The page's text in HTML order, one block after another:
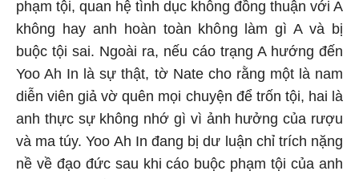
phạm tội, quan hệ tình dục không đồng thuận với A
không hay anh hoàn toàn không làm gì A và bị
buộc tội sai. Ngoài ra, nếu cáo trạng A hướng đến
Yoo Ah In là sự thật, tờ Nate cho rằng một là nam
diễn viên giả vờ quên mọi chuyện để trốn tội, hai là
anh thực sự không nhớ gì vì ảnh hưởng của rượu
và ma túy. Yoo Ah In đang bị dư luận chỉ trích nặng
nề về đạo đức sau khi cáo buộc phạm tội của anh